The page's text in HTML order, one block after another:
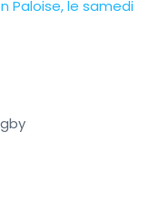
Paloise, le samedi